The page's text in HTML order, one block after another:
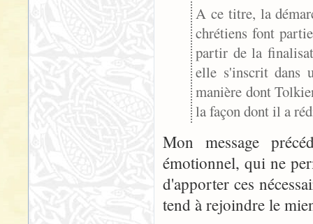
A ce titre, la
chrétiens font
partir de la
elle s'inscrit dans
manière dont
la façon dont il a
Mon message
émotionnel, qui ne
d'apporter ces
tend à rejoindre le